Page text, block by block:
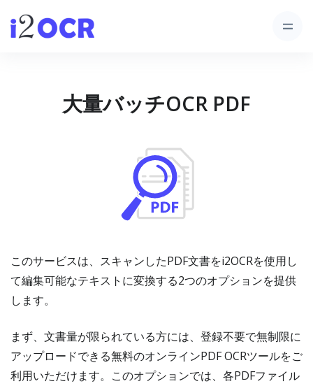
大量バッチOCR PDF
このサービスは、スキャンしたPDF文書をi2OCRを使用し
て編集可能なテキストに変換する2つのオプションを提供
します。
まず、文書量が限られている方には、登録不要で無制限に
アップロードできる無料のオンラインPDF OCRツールをご
利用いただけます。このオプションでは、各PDFファイル